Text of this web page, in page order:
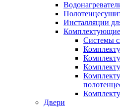
Инсталляции
Комплектующие
Системы
Двери